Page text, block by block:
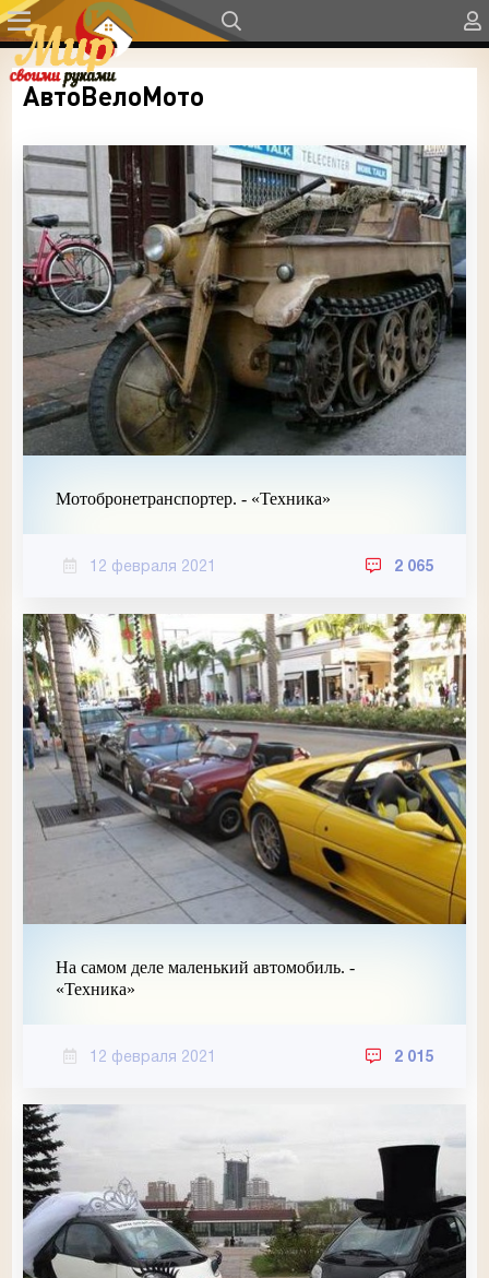
АвтоВелоМото
Мотобронетранспортер. - «Техника»
12 февраля 2021 2 065
На самом деле маленький автомобиль. -
«Техника»
12 февраля 2021 2 015